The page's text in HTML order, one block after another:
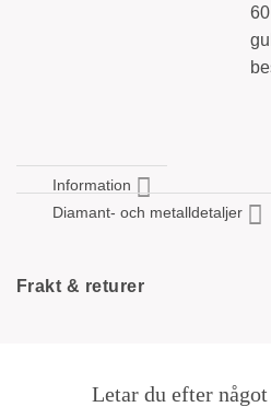
Information
Diamant- och metalldetaljer
Frakt & returer
Letar du efter